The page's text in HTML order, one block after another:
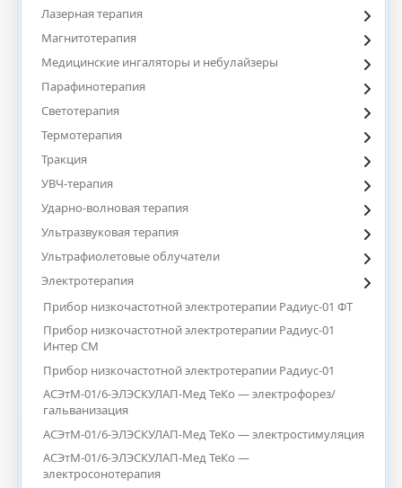
Лазерная терапия
Магнитотерапия
Медицинские ингаляторы и небулайзеры
Парафинотерапия
Светотерапия
Термотерапия
Тракция
УВЧ-терапия
Ударно-волновая терапия
Ультразвуковая терапия
Ультрафиолетовые облучатели
Электротерапия
Прибор низкочастотной электротерапии Радиус-01 ФТ
Прибор низкочастотной электротерапии Радиус-01
Интер СМ
Прибор низкочастотной электротерапии Радиус-01
АСЭтМ-01/6-ЭЛЭСКУЛАП-Мед ТеКо — электрофорез/
гальванизация
АСЭтМ-01/6-ЭЛЭСКУЛАП-Мед ТеКо — электростимуляция
АСЭтМ-01/6-ЭЛЭСКУЛАП-Мед ТеКо —
электросонотерапия